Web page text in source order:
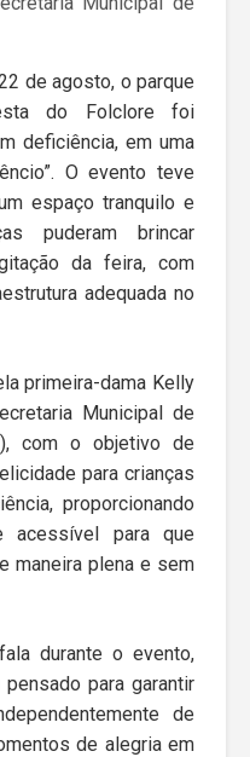
de agosto, o parque
do Folclore foi
deficiência, em uma
O evento teve
espaço tranquilo e
puderam brincar
da feira, com
adequada no
primeira-dama Kelly
Municipal de
com o objetivo de
para crianças
proporcionando
acessível para que
maneira plena e sem
durante o evento,
para garantir
de
de alegria em